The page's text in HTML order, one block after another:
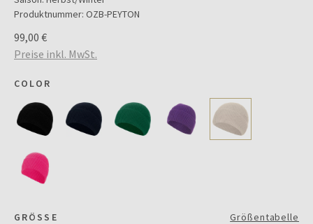
Produktnummer: OZB-PEYTON
99,00 €
Preise inkl. MwSt.
COLOR
GRÖSSE Größentabelle